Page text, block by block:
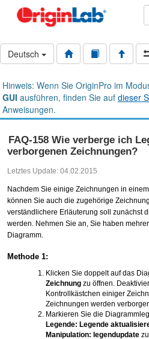
Deutsch
Hinweis: Wenn Sie OriginPro im
GUI ausführen, finden Sie auf dieser
Anweisungen.
FAQ-158 Wie verberge ich
verborgenen Zeichnungen?
Letztes Update: 04.02.2015
Nachdem Sie einige Zeichnungen in
können Sie auch die zugehörige
verständlichere Erläuterung soll zunächst
werden. Nehmen Sie an, Sie haben
Diagramm.
Methode 1:
Klicken Sie doppelt auf das
Zeichnung zu öffnen.
Kontrollkästchen einiger
Zeichnungen werden
Markieren Sie die
Legende: Legende
Manipulation: legendupdate